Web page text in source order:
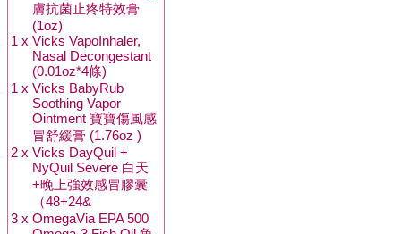
膚抗菌止疼特效膏
(1oz)
1 x Vicks VapoInhaler,
Nasal Decongestant
(0.01oz*4條)
1 x Vicks BabyRub
Soothing Vapor
Ointment 寶寶傷風感
冒舒緩膏 (1.76oz )
2 x Vicks DayQuil +
NyQuil Severe 白天
+晚上強效感冒膠囊
（48+24&
3 x OmegaVia EPA 500